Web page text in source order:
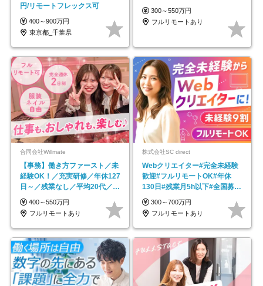
円/リモートフレックス可
400～900万円
東京都_千葉県
300～550万円
フルリモートあり
合同会社Willmate
【事務】働き方ファースト／未
経験OK！／充実研修／年休127
日～／残業なし／平均20代／リ
モートOK
400～550万円
フルリモートあり
株式会社SC direct
Webクリエイター#完全未経験
歓迎#フルリモートOK#年休
130日#残業月5h以下#全国募集
#最大1年の研修
300～700万円
フルリモートあり